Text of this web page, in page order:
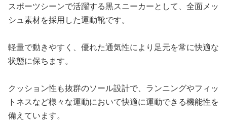
スポーツシーンで活躍する黒スニーカーとして、全面メッ
シュ素材を採用した運動靴です。
軽量で動きやすく、優れた通気性により足元を常に快適な
状態に保ちます。
クッション性も抜群のソール設計で、ランニングやフィッ
トネスなど様々な運動において快適に運動できる機能性を
備えています。